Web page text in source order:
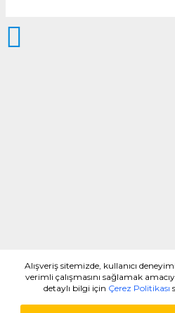
Alışveriş sitemizde, kullanıcı
verimli çalışmasını sağlamak
detaylı bilgi için Çerez Politikası